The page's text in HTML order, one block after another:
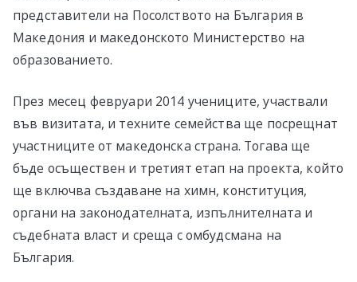
представители на Посолството на България в
Македония и македонското Министерство на
образованието.
През месец февруари 2014 учениците, участвали
във визитата, и техните семейства ще посрещнат
участниците от македонска страна. Тогава ще
бъде осъществен и третият етап на проекта, който
ще включва създаване на химн, конституция,
органи на законодателната, изпълнителната и
съдебната власт и среща с омбудсмана на
България.